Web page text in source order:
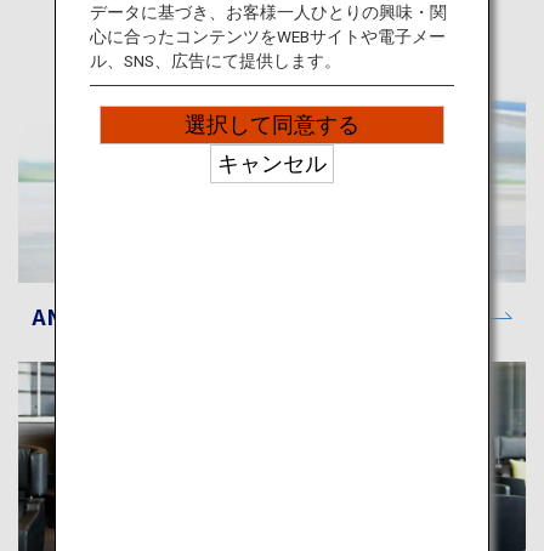
ANAがお約束する体験
データに基づき、お客様一人ひとりの興味・関
心に合ったコンテンツをWEBサイトや電子メー
ル、SNS、広告にて提供します。
選択して同意する
キャンセル